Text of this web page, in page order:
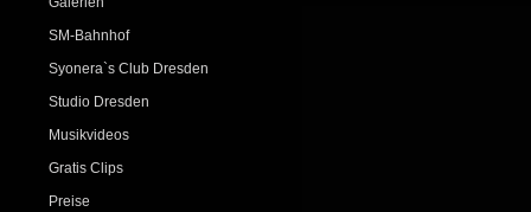
SM-Bahnhof
Syonera`s Club Dresden
Studio Dresden
Musikvideos
Gratis Clips
Preise